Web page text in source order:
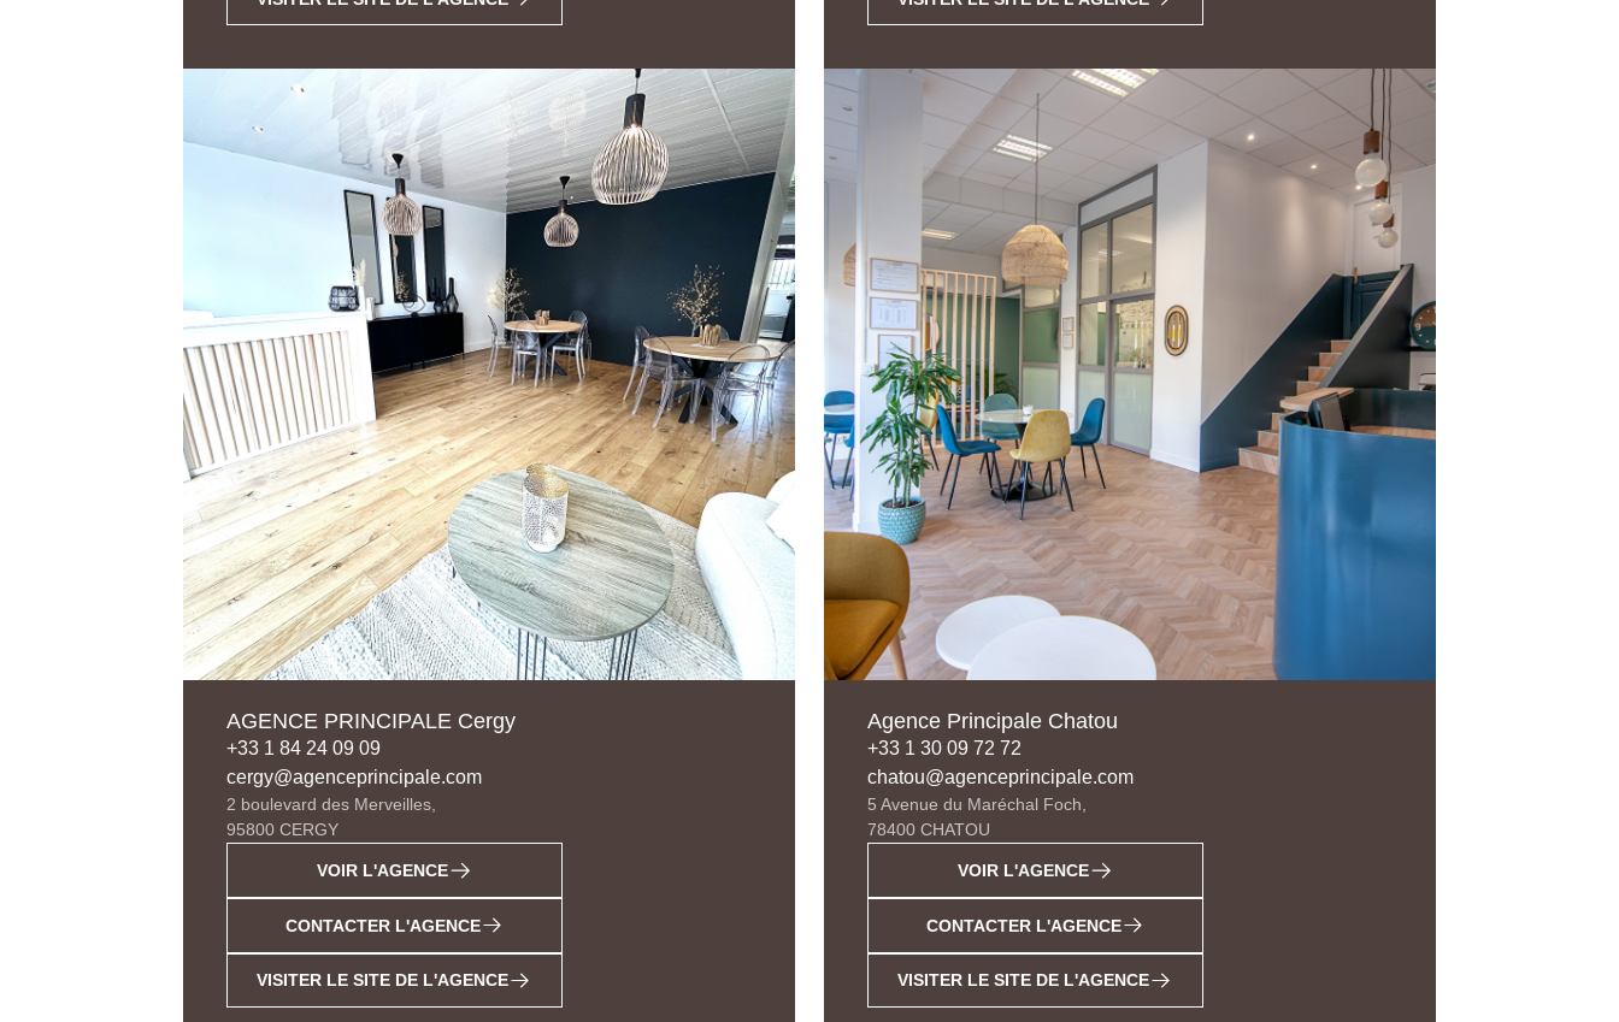
AGENCE PRINCIPALE Cergy
+33 1 84 24 09 09
cergy@agenceprincipale.com
2 boulevard des Merveilles,
95800 CERGY
VOIR L'AGENCE
CONTACTER L'AGENCE
VISITER LE SITE DE L'AGENCE
Agence Principale Chatou
+33 1 30 09 72 72
chatou@agenceprincipale.com
5 Avenue du Maréchal Foch,
78400 CHATOU
VOIR L'AGENCE
CONTACTER L'AGENCE
VISITER LE SITE DE L'AGENCE